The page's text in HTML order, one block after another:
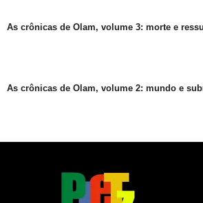
As crônicas de Olam, volume 3: morte e
As crônicas de Olam, volume 2: mundo e